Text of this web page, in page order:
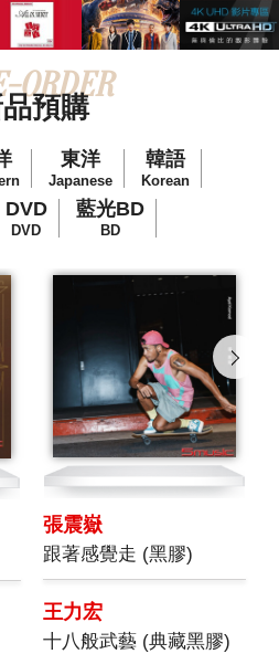
預購
ORDER
東洋
Japanese
韓語
Korean
DVD
DVD
藍光BD
BD
張震嶽
跟著感覺走 (黑膠)
王力宏
十八般武藝 (典藏黑膠)